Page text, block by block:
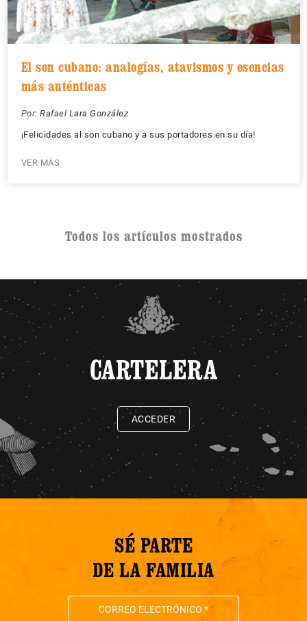
El son cubano: analogías, atavismos y esencias
más auténticas
Por: Rafael Lara González
¡Felicidades al son cubano y a sus portadores en su día!
VER MÁS
Todos los artículos mostrados
CARTELERA
ACCEDER
SÉ PARTE
DE LA FAMILIA